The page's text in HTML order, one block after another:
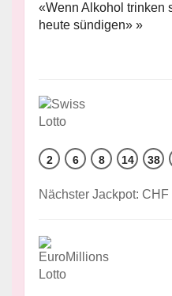
«Wenn Alkohol trinken
heute sündigen» »
2 6 8 14 38
Nächster Jackpot: